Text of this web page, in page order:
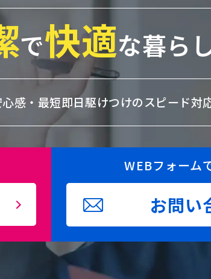
で快適な暮ら
感・ 最短即日駆けつけのスピード対
WEBフォーム
お問い